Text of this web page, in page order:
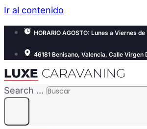
Ir al contenido
HORARIO AGOSTO: Lunes a Viernes
46181 Benisano, Valencia, Calle Virgen
Search ...